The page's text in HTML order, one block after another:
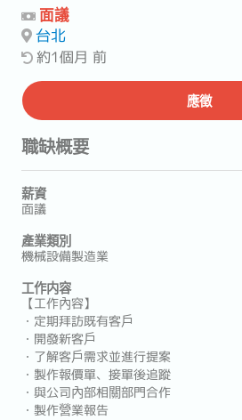
面議
台北
約1個月 前
應徵
職缺概要
薪資
面議
產業類別
機械設備製造業
工作内容
【工作內容】
・定期拜訪既有客戶
・開發新客戶
・了解客戶需求並進行提案
・製作報價單、接單後追蹤
・與公司內部相關部門合作
・製作營業報告